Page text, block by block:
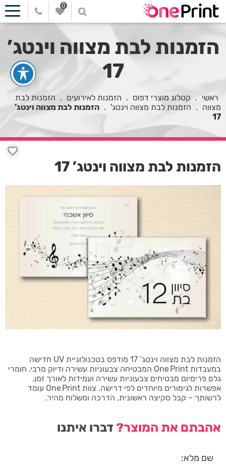
0
הזמנות לבת מצווה וינטג’
17
ראשי . קטלוג מוצרי דפוס . הזמנות לאירועים . הזמנות לבת
מצווה . הזמנות לבת מצווה וינטג' . הזמנות לבת מצווה וינטג’
17
הזמנות לבת מצווה וינטג’ 17 מודפס בטכנולוגיית UV חדישה
במעבדות One Print המבטיחה צבעוניות עשירה ודיוק מרבי. חומרי
גלם פרימיום מבטיחים צבעוניות עשירה ועמידות לאורך זמן.
אפשרות לגימורים מיוחדים לפי דרישה. צוות One Print עומד
לרשותך – קבל סקיצה ראשונית, הדרכה ומשלוח מהיר.
אהבתם את המוצר?דברו איתנו
הזמנות לבת מצווה וינטג’ 17